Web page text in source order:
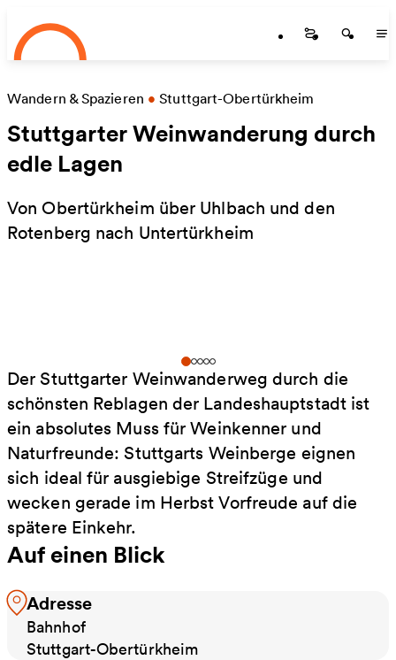
Zum Hauptinhalt springen
Startseite
Wandern & Spazieren • Stuttgart-Obertürkheim
Stuttgarter Weinwanderung durch
edle Lagen
Von Obertürkheim über Uhlbach und den
Rotenberg nach Untertürkheim
Der Stuttgarter Weinwanderweg durch die
schönsten Reblagen der Landeshauptstadt ist
ein absolutes Muss für Weinkenner und
Naturfreunde: Stuttgarts Weinberge eignen
sich ideal für ausgiebige Streifzüge und
wecken gerade im Herbst Vorfreude auf die
spätere Einkehr.
Auf einen Blick
Adresse
Bahnhof
Stuttgart-Obertürkheim